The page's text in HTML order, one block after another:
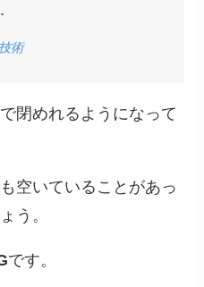
術
閉めれるようになって
空いていることがあっ
う。
です。